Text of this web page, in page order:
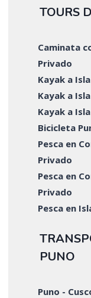
TOURS
Caminata
Privado
Kayak a
Kayak a
Kayak a
Bicicleta
Pesca en
Privado
Pesca en
Privado
Pesca en
PUNO
Puno -